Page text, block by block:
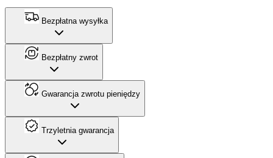
Bezpłatna wysyłka
Bezpłatny zwrot
Gwarancja zwrotu pieniędzy
Trzyletnia gwarancja